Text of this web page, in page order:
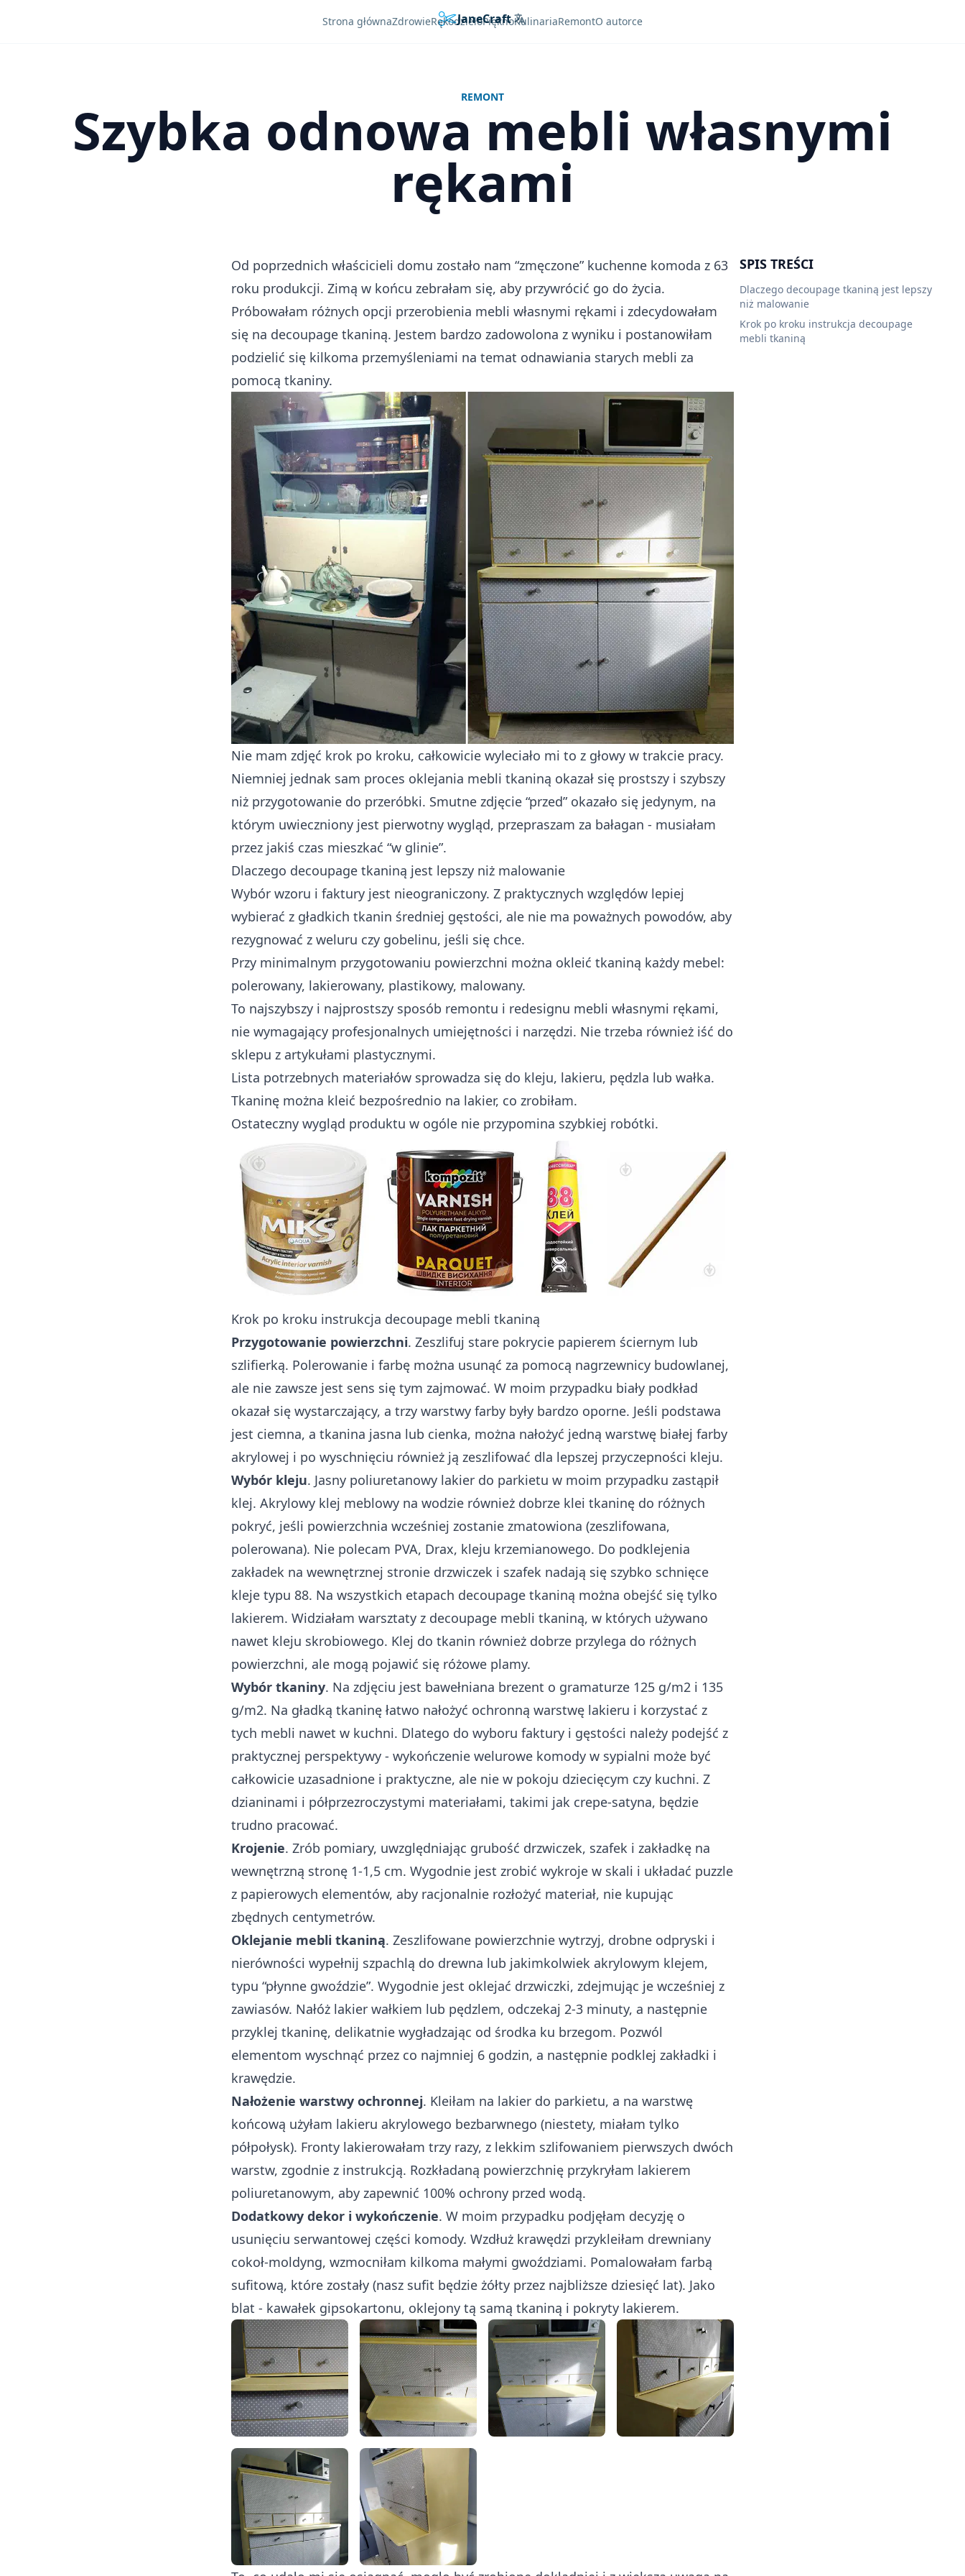
JaneCraft Languages
Strona głównaZdrowieRękodziełoPięknoKulinariaRemontO autorce
REMONT
Szybka odnowa mebli własnymi
rękami
Od poprzednich właścicieli domu zostało nam “zmęczone” kuchenne komoda z 63
roku produkcji. Zimą w końcu zebrałam się, aby przywrócić go do życia.
Próbowałam różnych opcji przerobienia mebli własnymi rękami i zdecydowałam
się na decoupage tkaniną. Jestem bardzo zadowolona z wyniku i postanowiłam
podzielić się kilkoma przemyśleniami na temat odnawiania starych mebli za
pomocą tkaniny.
Nie mam zdjęć krok po kroku, całkowicie wyleciało mi to z głowy w trakcie pracy.
Niemniej jednak sam proces oklejania mebli tkaniną okazał się prostszy i szybszy
niż przygotowanie do przeróbki. Smutne zdjęcie “przed” okazało się jedynym, na
którym uwieczniony jest pierwotny wygląd, przepraszam za bałagan - musiałam
przez jakiś czas mieszkać “w glinie”.
Dlaczego decoupage tkaniną jest lepszy niż malowanie
Wybór wzoru i faktury jest nieograniczony. Z praktycznych względów lepiej
wybierać z gładkich tkanin średniej gęstości, ale nie ma poważnych powodów, aby
rezygnować z weluru czy gobelinu, jeśli się chce.
Przy minimalnym przygotowaniu powierzchni można okleić tkaniną każdy mebel:
polerowany, lakierowany, plastikowy, malowany.
To najszybszy i najprostszy sposób remontu i redesignu mebli własnymi rękami,
nie wymagający profesjonalnych umiejętności i narzędzi. Nie trzeba również iść do
sklepu z artykułami plastycznymi.
Lista potrzebnych materiałów sprowadza się do kleju, lakieru, pędzla lub wałka.
Tkaninę można kleić bezpośrednio na lakier, co zrobiłam.
Ostateczny wygląd produktu w ogóle nie przypomina szybkiej robótki.
Krok po kroku instrukcja decoupage mebli tkaniną
Przygotowanie powierzchni. Zeszlifuj stare pokrycie papierem ściernym lub
szlifierką. Polerowanie i farbę można usunąć za pomocą nagrzewnicy budowlanej,
ale nie zawsze jest sens się tym zajmować. W moim przypadku biały podkład
okazał się wystarczający, a trzy warstwy farby były bardzo oporne. Jeśli podstawa
jest ciemna, a tkanina jasna lub cienka, można nałożyć jedną warstwę białej farby
akrylowej i po wyschnięciu również ją zeszlifować dla lepszej przyczepności kleju.
Wybór kleju. Jasny poliuretanowy lakier do parkietu w moim przypadku zastąpił
klej. Akrylowy klej meblowy na wodzie również dobrze klei tkaninę do różnych
pokryć, jeśli powierzchnia wcześniej zostanie zmatowiona (zeszlifowana,
polerowana). Nie polecam PVA, Drax, kleju krzemianowego. Do podklejenia
zakładek na wewnętrznej stronie drzwiczek i szafek nadają się szybko schnięce
kleje typu 88. Na wszystkich etapach decoupage tkaniną można obejść się tylko
lakierem. Widziałam warsztaty z decoupage mebli tkaniną, w których używano
nawet kleju skrobiowego. Klej do tkanin również dobrze przylega do różnych
powierzchni, ale mogą pojawić się różowe plamy.
Wybór tkaniny. Na zdjęciu jest bawełniana brezent o gramaturze 125 g/m2 i 135
g/m2. Na gładką tkaninę łatwo nałożyć ochronną warstwę lakieru i korzystać z
tych mebli nawet w kuchni. Dlatego do wyboru faktury i gęstości należy podejść z
praktycznej perspektywy - wykończenie welurowe komody w sypialni może być
całkowicie uzasadnione i praktyczne, ale nie w pokoju dziecięcym czy kuchni. Z
dzianinami i półprzezroczystymi materiałami, takimi jak crepe-satyna, będzie
trudno pracować.
Krojenie. Zrób pomiary, uwzględniając grubość drzwiczek, szafek i zakładkę na
wewnętrzną stronę 1-1,5 cm. Wygodnie jest zrobić wykroje w skali i układać puzzle
z papierowych elementów, aby racjonalnie rozłożyć materiał, nie kupując
zbędnych centymetrów.
Oklejanie mebli tkaniną. Zeszlifowane powierzchnie wytrzyj, drobne odpryski i
nierówności wypełnij szpachlą do drewna lub jakimkolwiek akrylowym klejem,
typu “płynne gwoździe”. Wygodnie jest oklejać drzwiczki, zdejmując je wcześniej z
zawiasów. Nałóż lakier wałkiem lub pędzlem, odczekaj 2-3 minuty, a następnie
przyklej tkaninę, delikatnie wygładzając od środka ku brzegom. Pozwól
elementom wyschnąć przez co najmniej 6 godzin, a następnie podklej zakładki i
krawędzie.
Nałożenie warstwy ochronnej. Kleiłam na lakier do parkietu, a na warstwę
końcową użyłam lakieru akrylowego bezbarwnego (niestety, miałam tylko
półpołysk). Fronty lakierowałam trzy razy, z lekkim szlifowaniem pierwszych dwóch
warstw, zgodnie z instrukcją. Rozkładaną powierzchnię przykryłam lakierem
poliuretanowym, aby zapewnić 100% ochrony przed wodą.
Dodatkowy dekor i wykończenie. W moim przypadku podjęłam decyzję o
usunięciu serwantowej części komody. Wzdłuż krawędzi przykleiłam drewniany
cokoł-moldyng, wzmocniłam kilkoma małymi gwoździami. Pomalowałam farbą
sufitową, które zostały (nasz sufit będzie żółty przez najbliższe dziesięć lat). Jako
blat - kawałek gipsokartonu, oklejony tą samą tkaniną i pokryty lakierem.
SPIS TREŚCI
Dlaczego decoupage tkaniną jest lepszy
niż malowanie
Krok po kroku instrukcja decoupage
mebli tkaniną